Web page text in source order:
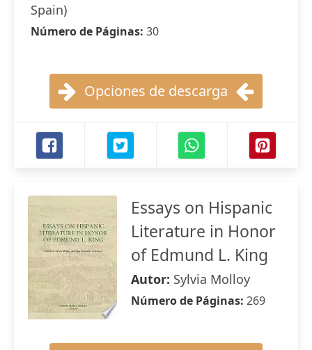
Spain)
Número de Páginas: 30
Opciones de descarga
Essays on Hispanic
Literature in Honor
of Edmund L. King
Autor: Sylvia Molloy
Número de Páginas: 269